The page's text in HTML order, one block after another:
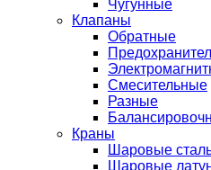
Чугунные
Клапаны
Обратные
Смесительные
Разные
Краны
Шаровые
Шаровые